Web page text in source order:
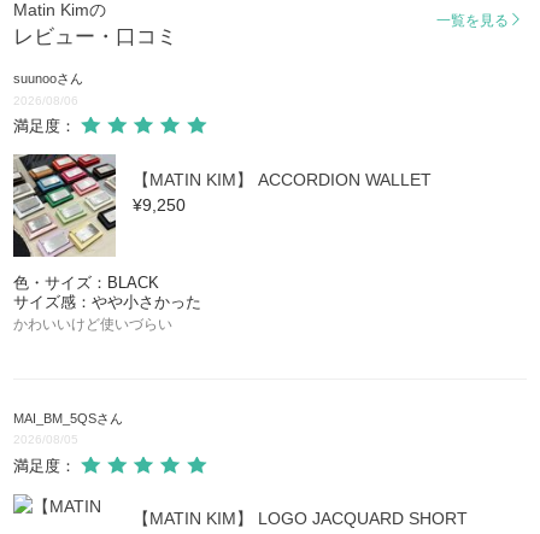
Matin Kimの
レビュー・口コミ
一覧を見る
suunooさん
2026/08/06
満足度：
【MATIN KIM】 ACCORDION WALLET
¥9,250
色・サイズ：BLACK
サイズ感：やや小さかった
かわいいけど使いづらい
MAI_BM_5QSさん
2026/08/05
満足度：
【MATIN KIM】 LOGO JACQUARD SHORT